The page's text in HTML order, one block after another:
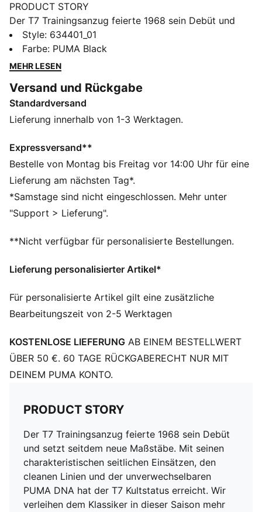
PRODUCT STORY
Der T7 Trainingsanzug feierte 1968 sein Debüt und
setzt seitdem neue Maßstäbe. Mit seinen
charakteristischen seitlichen Einsätzen, den cleanen
Linien und der unverwechselbaren PUMA DNA hat der
dieser Saison mehr Power – mit auffälligen Farben,
entspannten Silhouetten, Cropped Fits und einem
PUMA Cat Oversized-Logo für die Extra-Portion
Ausflüge oder chillige Wochenenden.
FEATURES + VORTEILE
Hergestellt aus mindestens 50 % recycelten
Materialien.
DETAILS
Passform: Relaxed
Länge: Regulär
PUMA Branding-Details
Style: 634401_01
Farbe: PUMA Black
MEHR LESEN
Versand und Rückgabe
Standardversand
Lieferung innerhalb von 1-3 Werktagen.
Expressversand**
Bestelle von Montag bis Freitag vor 14:00 Uhr für eine
Lieferung am nächsten Tag*.
*Samstage sind nicht eingeschlossen. Mehr unter
"Support > Lieferung".
**Nicht verfügbar für personalisierte Bestellungen.
Lieferung personalisierter Artikel*
Für personalisierte Artikel gilt eine zusätzliche
Bearbeitungszeit von 2-5 Werktagen
KOSTENLOSE LIEFERUNG AB EINEM BESTELLWERT
ÜBER 50 €. 60 TAGE RÜCKGABERECHT NUR MIT
DEINEM PUMA KONTO.
PRODUCT STORY
Der T7 Trainingsanzug feierte 1968 sein Debüt
und setzt seitdem neue Maßstäbe. Mit seinen
charakteristischen seitlichen Einsätzen, den
cleanen Linien und der unverwechselbaren
PUMA DNA hat der T7 Kultstatus erreicht. Wir
verleihen dem Klassiker in dieser Saison mehr